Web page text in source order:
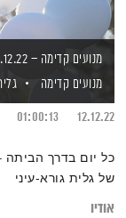
מנועים קדימה – 12.12.22
מנועים קדימה
12.12.22
01:00:13
כל יום בדרך
של גלית גורא-עיני
אודיו